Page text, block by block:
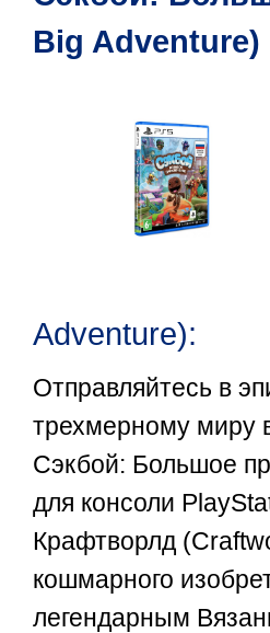
Big Adventure)
Adventure):
Отправляйтесь в
трехмерному миру
Сэкбой: Большое
для консоли
Крафтворлд
кошмарного
легендарным